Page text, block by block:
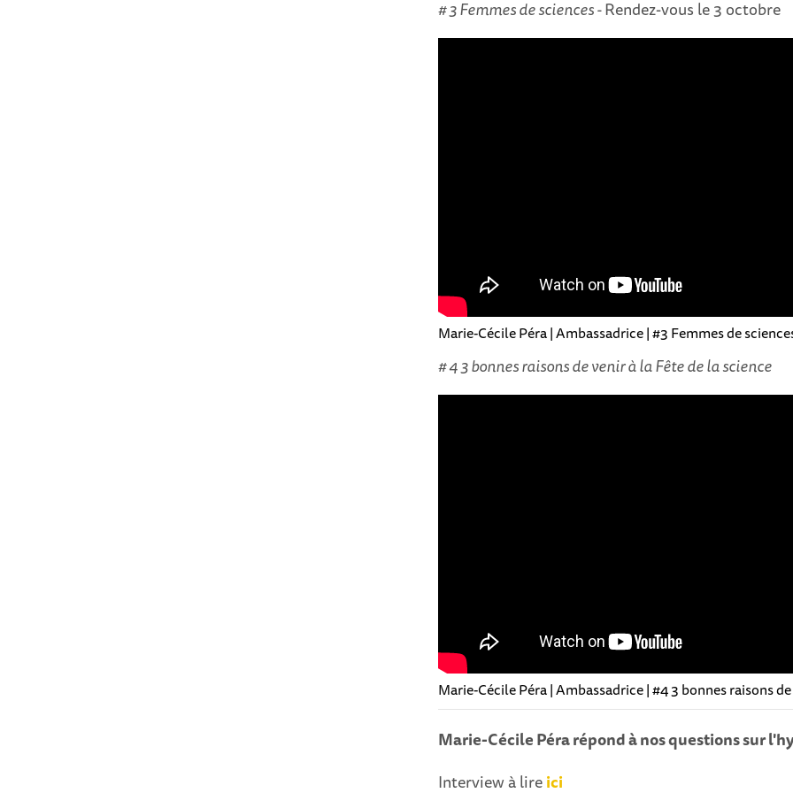
# 3 Femmes de sciences -Rendez-vous le 3 octobre
Marie-Cécile Péra | Ambassadrice | #3 Femmes de
# 4 3 bonnes raisons de venir à la Fête de la science
Marie-Cécile Péra | Ambassadrice | #4 3 bonnes raisons
Marie-Cécile Péra répond à nos questions sur
Interview à lireici